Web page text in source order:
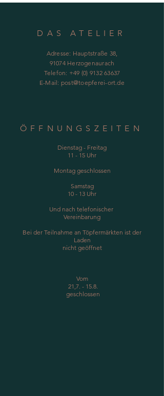
DAS ATELIER
Adresse: Hauptstraße 38,
91074 Herzogenaurach
Telefon: +49 (0) 9132 63637
E-Mail: post@toepferei-ort.de
ÖFFNUNGSZEITEN
Dienstag - Freitag
11 - 15 Uhr
Montag geschlossen
Samstag
10 - 13 Uhr
Und nach telefonischer
Vereinbarung
Bei der Teilnahme an Töpfermärkten ist der
Laden
nicht geöffnet
Vom​
21,7. - 15.8.
geschlossen